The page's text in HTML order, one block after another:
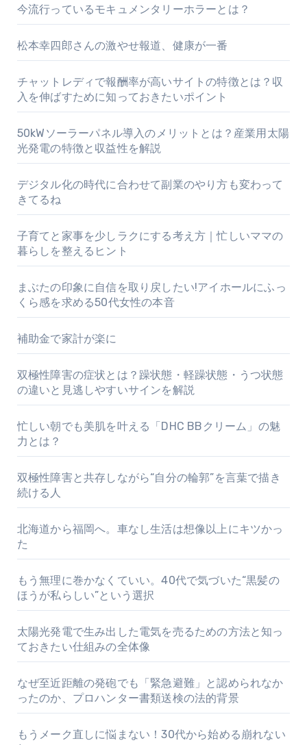
今流行っているモキュメンタリーホラーとは？
松本幸四郎さんの激やせ報道、健康が一番
チャットレディで報酬率が高いサイトの特徴とは？収
入を伸ばすために知っておきたいポイント
50kWソーラーパネル導入のメリットとは？産業用太陽
光発電の特徴と収益性を解説
デジタル化の時代に合わせて副業のやり方も変わって
きてるね
子育てと家事を少しラクにする考え方｜忙しいママの
暮らしを整えるヒント
まぶたの印象に自信を取り戻したい!アイホールにふっ
くら感を求める50代女性の本音
補助金で家計が楽に
双極性障害の症状とは？躁状態・軽躁状態・うつ状態
の違いと見逃しやすいサインを解説
忙しい朝でも美肌を叶える「DHC BBクリーム」の魅
力とは？
双極性障害と共存しながら“自分の輪郭”を言葉で描き
続ける人
北海道から福岡へ。車なし生活は想像以上にキツかっ
た
もう無理に巻かなくていい。40代で気づいた“黒髪の
ほうが私らしい”という選択
太陽光発電で生み出した電気を売るための方法と知っ
ておきたい仕組みの全体像
なぜ至近距離の発砲でも「緊急避難」と認められなか
ったのか、プロハンター書類送検の法的背景
もうメーク直しに悩まない！30代から始める崩れない